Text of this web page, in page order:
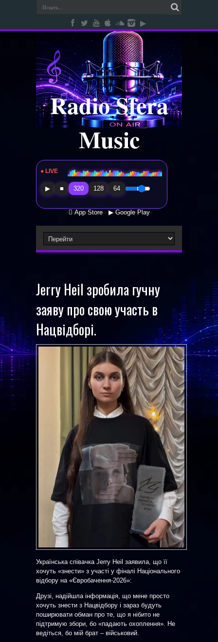
Radio Sfera
Music
● LIVE Radio Sfera Music
▶ ■ 320 128 64
 App Store ▶ Google Play
Jerry Heil зробила гучну
заяву про свою участь в
Нацвідборі.
Українська співачка Jerry Heil заявила, що її
хочуть «знести» з участі у фіналі Національного
відбору на «Євробачення-2026»:
Друзі, надійшла інформація, що мене просто
хочуть знести з Нацвідбору і зараз будуть
поширювати обман про те, що я нібито не
підтримую збори, бо «падають охоплення». Не
ведіться, бо мій брат – військовий.